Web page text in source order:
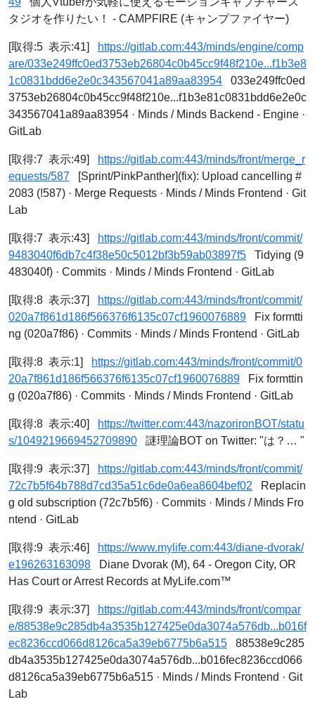
タジオを作りたい！ - CAMPFIRE (キャンプファイヤー)
[取得:5 表示:41]
https://gitlab.com:443/minds/engine/comp
are/033e249ffc0ed3753eb26804c0b45cc9f48f210e...f1b3e8
1c0831bdd6e2e0c343567041a89aa83954 033e249ffc0ed
3753eb26804c0b45cc9f48f210e...f1b3e81c0831bdd6e2e0c
343567041a89aa83954 · Minds / Minds Backend - Engine ·
GitLab
[取得:7 表示:49]
https://gitlab.com:443/minds/front/merge_r
equests/587 [Sprint/PinkPanther](fix): Upload cancelling #
2083 (!587) · Merge Requests · Minds / Minds Frontend · Git
Lab
[取得:7 表示:43]
https://gitlab.com:443/minds/front/commit/
9483040f6db7c4f38e50c5012bf3b59ab03897f5 Tidying (9
483040f) · Commits · Minds / Minds Frontend · GitLab
[取得:8 表示:37]
https://gitlab.com:443/minds/front/commit/
020a7f861d186f566376f6135c07cf1960076889 Fix formtti
ng (020a7f86) · Commits · Minds / Minds Frontend · GitLab
[取得:8 表示:1]
https://gitlab.com:443/minds/front/commit/0
20a7f861d186f566376f6135c07cf1960076889 Fix formttin
g (020a7f86) · Commits · Minds / Minds Frontend · GitLab
[取得:8 表示:40]
https://twitter.com:443/nazorironBOT/statu
s/1049219669452709890 謎理論BOT on Twitter: "は？… "
[取得:9 表示:37]
https://gitlab.com:443/minds/front/commit/
72c7b5f64b788d7cd35a51c6de0a6ea8604bef02 Replacin
g old subscription (72c7b5f6) · Commits · Minds / Minds Fro
ntend · GitLab
[取得:9 表示:46]
https://www.mylife.com:443/diane-dvorak/
e196263163098 Diane Dvorak (M), 64 - Oregon City, OR
Has Court or Arrest Records at MyLife.com™
[取得:9 表示:37]
https://gitlab.com:443/minds/front/compar
e/88538e9c285db4a3535b127425e0da3074a576db...b016f
ec8236ccd066d8126ca5a39eb6775b6a515 88538e9c285
db4a3535b127425e0da3074a576db...b016fec8236ccd066
d8126ca5a39eb6775b6a515 · Minds / Minds Frontend · Git
Lab